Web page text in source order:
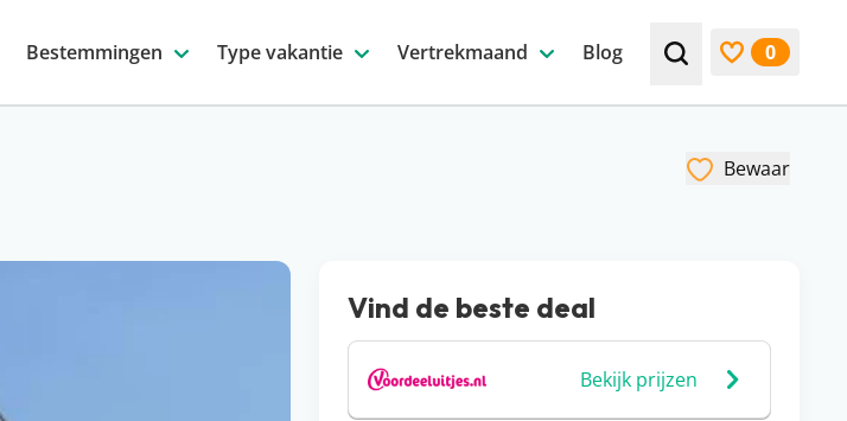
Bestemmingen Type vakantie Vertrekmaand Blog Zoek bijv. een
0
Bewaar
Vind de beste deal
Bekijk prijzen